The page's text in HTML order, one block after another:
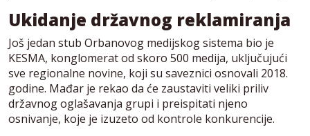
Ukidanje državnog reklamiranja
Još jedan stub Orbanovog medijskog sistema bio je
KESMA, konglomerat od skoro 500 medija, uključujući
sve regionalne novine, koji su saveznici osnovali 2018.
godine. Mađar je rekao da će zaustaviti veliki priliv
državnog oglašavanja grupi i preispitati njeno
osnivanje, koje je izuzeto od kontrole konkurencije.